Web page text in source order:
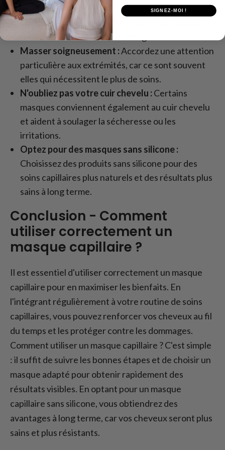
Utilisez la bonne quantité :
de la taille d'une noisette suffit généralement.
Masser soigneusement :Accordez une attention
particulière aux extrémités, car ce sont souvent
elles qui nécessitent le plus de soins.
N'oubliez pas votre cuir chevelu :Certains
masques conviennent également au cuir chevelu
et aident à soulager la sécheresse ou les
irritations.
Optez pour des masques sans silicone :
Choisissez des produits sans silicone pour des
soins capillaires plus naturels et des résultats plus
sains à long terme.
Conclusion - Comment
utiliser correctement un
masque capillaire ?
Il est essentiel d'utiliser correctement un masque
capillaire pour en maximiser les bienfaits. En
l'intégrant régulièrement à votre routine de soins
capillaires, vous pouvez renforcer vos cheveux au fil
du temps et les protéger contre les dommages.
Comment utiliser un masque capillaire ? C'est simple
: il suffit de suivre les bonnes étapes et de choisir un
masque adapté pour obtenir rapidement des
résultats visibles. En optant pour un masque
capillaire sans silicone, vous obtiendrez des
avantages à long terme, car vos cheveux seront plus
sains et plus résistants.
SIGNEZ-MOI !